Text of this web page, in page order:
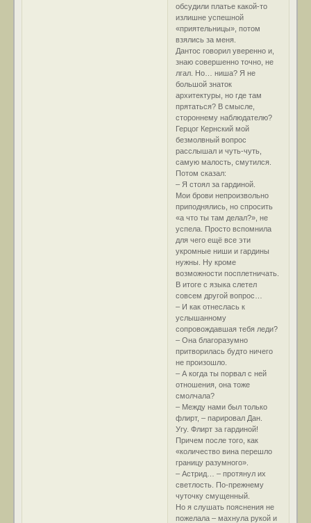
обсудили платье какой-то
излишне успешной
«приятельницы», потом
взялись за меня.
Дантос говорил уверенно и,
знаю совершенно точно, не
лгал. Но… ниша? Я не
большой знаток
архитектуры, но где там
прятаться? В смысле,
стороннему наблюдателю?
Герцог Кернский мой
безмолвный вопрос
расслышал и чуть-чуть,
самую малость, смутился.
Потом сказал:
– Я стоял за гардиной.
Мои брови непроизвольно
приподнялись, но спросить
«а что ты там делал?», не
успела. Просто вспомнила
для чего ещё все эти
укромные ниши и гардины
нужны. Ну кроме
возможности посплетничать.
В итоге с языка слетел
совсем другой вопрос…
– И как отнеслась к
услышанному
сопровождавшая тебя леди?
– Она благоразумно
притворилась будто ничего
не произошло.
– А когда ты порвал с ней
отношения, она тоже
смолчала?
– Между нами был только
флирт, – парировал Дан.
Угу. Флирт за гардиной!
Причем после того, как
«количество вина перешло
границу разумного».
– Астрид… – протянул их
светлость. По-прежнему
чуточку смущенный.
Но я слушать пояснения не
пожелала – махнула рукой и